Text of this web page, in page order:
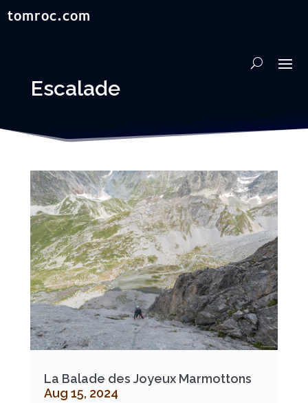
Escalade
La Balade des Joyeux Marmottons
Aug 15, 2024